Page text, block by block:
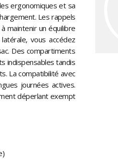
ergonomiques et sa
Les rappels
maintenir un équilibre
vous accédez
Des compartiments
indispensables tandis
La compatibilité avec
journées actives.
déperlant exempt